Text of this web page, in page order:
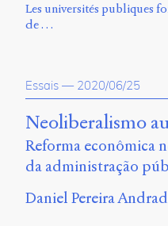
Les universités publiques
de …
Essais — 2020/06/25
Neoliberalismo
Reforma econômica
da administração
Daniel Pereira